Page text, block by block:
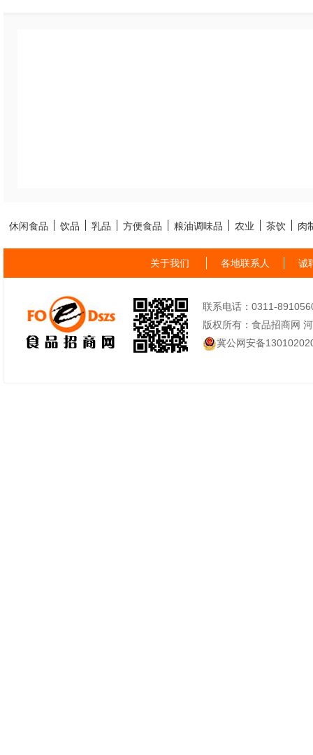
休闲食品 饮品 乳品 方便食品 粮油调味品 农业 茶饮 肉
关于我们 各地联系人 诚
联系电话：0311-
版权所有：食品招商网
冀公网安备